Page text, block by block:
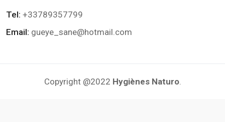
Tel: +33789357799
Email: gueye_sane@hotmail.com
Copyright @2022 Hygiènes Naturo.